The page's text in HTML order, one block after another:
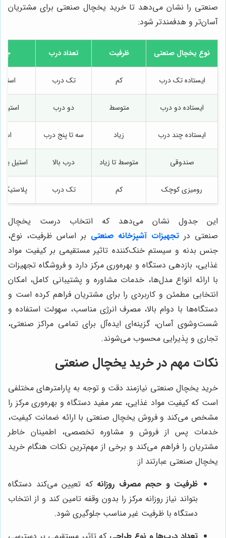
صنعتی را نشان می‌دهد تا خرید یخچال صنعتی برای مشتریان
آسان‌تر و هدفمندتر شود:
نوع یخچال صنعتی ظرفیت تعداد درب
ایستاده تک درب کم تک درب
ایستاده دو درب متوسط دو درب استیل
ایستاده چند درب زیاد سه تا پنج درب
صندوقی متوسط تا زیاد درب بالا استیل یا
رومیزی کوچک کم تک درب پلاستیک
این جدول نشان می‌دهد که انتخاب درست یخچال
صنعتی در تجهیزات آشپزخانه صنعتی بر اساس ظرفیت، نوع،
جنس بدنه و سیستم خنک‌کننده تاثیر مستقیمی بر کیفیت مواد
غذایی، بازدهی دستگاه و بهره‌وری مرکز دارد و فروشگاه تجهیزات
با ارائه انواع مدل‌ها، خدمات مشاوره و پشتیبانی کامل، امکان
انتخابی مطمئن و کاربردی را برای مشتریان فراهم کرده است و
دستگاه‌ها با دوام بالا، مصرف انرژی مناسب، سهولت استفاده و
شست‌وشوی آسان، گزینه‌ای ایده‌آل برای تمامی مراکز صنعتی،
تجاری و پذیرایی محسوب می‌شوند.
نکات مهم در خرید یخچال صنعتی
خرید یخچال صنعتی نیازمند دقت و توجه به پارامترهای مختلفی
است که کیفیت مواد غذایی، عمر مفید دستگاه و بهره‌وری مرکز را
مشخص می‌کند و فروش یخچال صنعتی با ارائه ضمانت کیفیت،
خدمات پس از فروش و مشاوره تخصصی، اطمینان خاطر
مشتریان را فراهم می‌کند و برخی از مهم‌ترین نکات هنگام خرید
یخچال صنعتی عبارتند از:
ظرفیت و حجم مصرف روزانه که تعیین می‌کند دستگاه
بتواند نیاز روزانه مرکز را بدون وقفه تامین کند و از انتخاب
دستگاه با ظرفیت غیر مناسب جلوگیری شود.